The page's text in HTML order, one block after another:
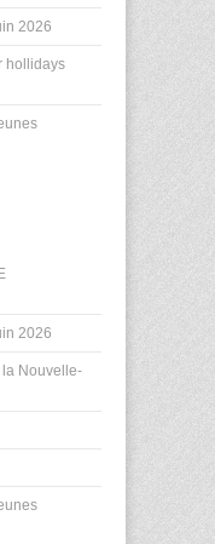
2026
hollidays
2026
Nouvelle-